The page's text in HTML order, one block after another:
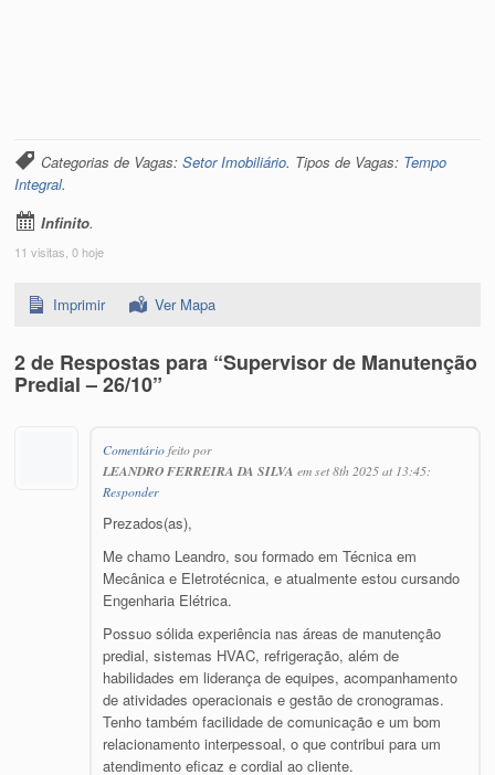
Categorias de Vagas:Setor Imobiliário. Tipos de Vagas: Tempo
Integral.
Infinito.
11 visitas, 0 hoje
Imprimir Ver Mapa
2 de Respostas para “Supervisor de Manutenção
Predial – 26/10”
Comentáriofeito por
LEANDRO FERREIRA DA SILVA em set 8th 2025 at 13:45:
Responder
Prezados(as),
Me chamo Leandro, sou formado em Técnica em
Mecânica e Eletrotécnica, e atualmente estou cursando
Engenharia Elétrica.
Possuo sólida experiência nas áreas de manutenção
predial, sistemas HVAC, refrigeração, além de
habilidades em liderança de equipes, acompanhamento
de atividades operacionais e gestão de cronogramas.
Tenho também facilidade de comunicação e um bom
relacionamento interpessoal, o que contribui para um
atendimento eficaz e cordial ao cliente.